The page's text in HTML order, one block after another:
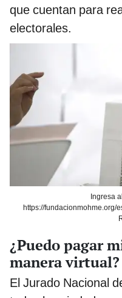
que cuentan para
electorales.
Ingresa
https://fundacionmohme.org/
¿Puedo pagar
manera virtual?
El Jurado Nacional